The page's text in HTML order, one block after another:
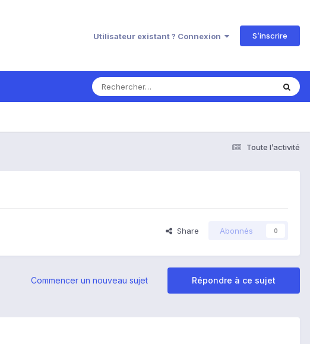
Utilisateur existant ? Connexion S’inscrire
Toute l’activité
Share Abonnés 0
Répondre à ce sujet
Commencer un nouveau sujet